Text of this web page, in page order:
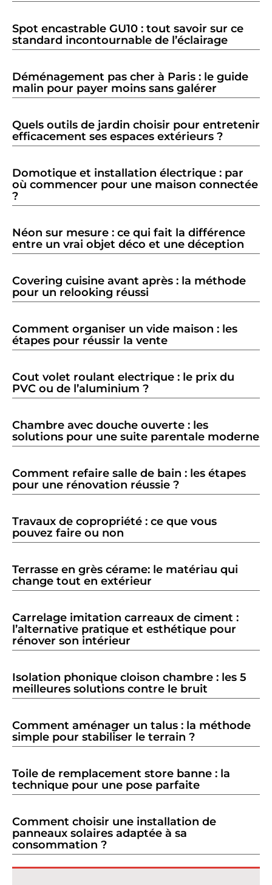
Spot encastrable GU10 : tout savoir sur ce
standard incontournable de l’éclairage
Déménagement pas cher à Paris : le guide
malin pour payer moins sans galérer
Quels outils de jardin choisir pour entretenir
efficacement ses espaces extérieurs ?
Domotique et installation électrique : par
où commencer pour une maison connectée
?
Néon sur mesure : ce qui fait la différence
entre un vrai objet déco et une déception
Covering cuisine avant après : la méthode
pour un relooking réussi
Comment organiser un vide maison : les
étapes pour réussir la vente
Cout volet roulant electrique : le prix du
PVC ou de l’aluminium ?
Chambre avec douche ouverte : les
solutions pour une suite parentale moderne
Comment refaire salle de bain : les étapes
pour une rénovation réussie ?
Travaux de copropriété : ce que vous
pouvez faire ou non
Terrasse en grès cérame: le matériau qui
change tout en extérieur
Carrelage imitation carreaux de ciment :
l’alternative pratique et esthétique pour
rénover son intérieur
Isolation phonique cloison chambre : les 5
meilleures solutions contre le bruit
Comment aménager un talus : la méthode
simple pour stabiliser le terrain ?
Toile de remplacement store banne : la
technique pour une pose parfaite
Comment choisir une installation de
panneaux solaires adaptée à sa
consommation ?